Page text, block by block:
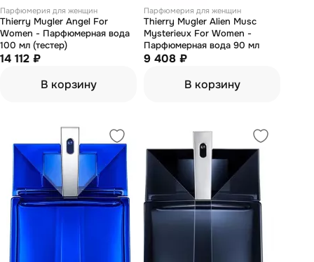
Парфюмерия для женщин
Thierry Mugler Angel For
Women - Парфюмерная вода
100 мл (тестер)
14 112 ₽
В корзину
Парфюмерия для женщин
Thierry Mugler Alien Musc
Mysterieux For Women -
Парфюмерная вода 90 мл
9 408 ₽
В корзину